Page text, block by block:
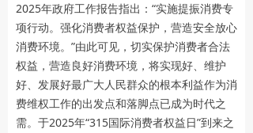
2025年政府工作报告指出：“实施提振消费专
项行动。强化消费者权益保护，营造安全放心
消费环境。”由此可见，切实保护消费者合法
权益，营造良好消费环境，将实现好、维护
好、发展好最广大人民群众的根本利益作为消
费维权工作的出发点和落脚点已成为时代之
需。于2025年“315国际消费者权益日”到来之